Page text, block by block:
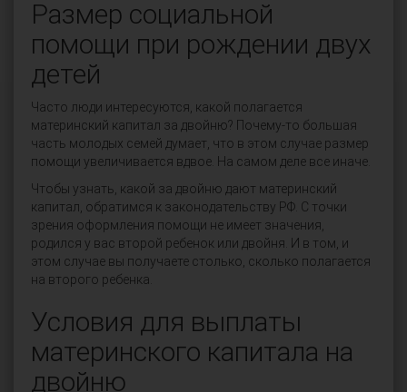
Размер социальной
помощи при рождении двух
детей
Часто люди интересуются, какой полагается
материнский капитал за двойню? Почему-то большая
часть молодых семей думает, что в этом случае размер
помощи увеличивается вдвое. На самом деле все иначе.
Чтобы узнать, какой за двойню дают материнский
капитал, обратимся к законодательству РФ. С точки
зрения оформления помощи не имеет значения,
родился у вас второй ребенок или двойня. И в том, и
этом случае вы получаете столько, сколько полагается
на второго ребенка.
Условия для выплаты
материнского капитала на
двойню